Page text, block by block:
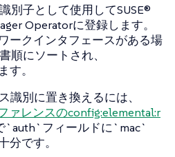
別子として使用してSUSE®
Operatorに登録します。
ークインタフェースがある場
順にソートされ、
す。
識別に置き換えるには、
ァレンスのconfig:elemental:r
`auth`フィールドに`mac`
分です。